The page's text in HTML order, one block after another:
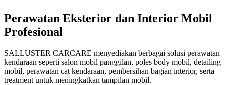
Perawatan Eksterior dan Interior Mobil
Profesional
SALLUSTER CARCARE menyediakan berbagai solusi perawatan
kendaraan seperti salon mobil panggilan, poles body mobil, detailing
mobil, perawatan cat kendaraan, pembersihan bagian interior, serta
treatment untuk meningkatkan tampilan mobil.